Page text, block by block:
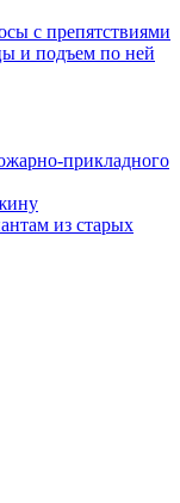
с препятствиями
и подъем по ней
прикладного
из старых